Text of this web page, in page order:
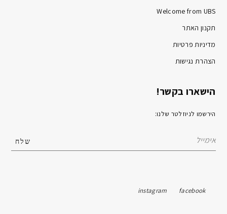
Welcome from UBS
תקנון האתר
מדיניות פרטיות
הצהרת נגישות
הישארו בקשר!
הירשמו לניוזלטר שלנו:
facebook
instagram